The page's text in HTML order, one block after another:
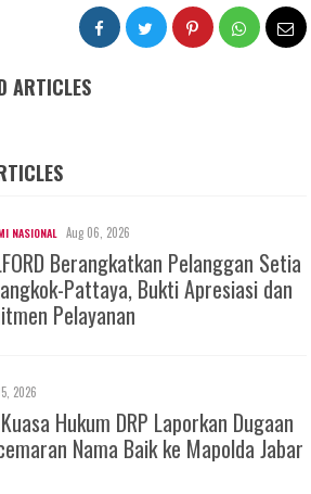
ARTICLES
NASIONAL Aug 06, 2026
Berangkatkan Pelanggan Setia
Pattaya, Bukti Apresiasi dan
Pelayanan
2026
Hukum DRP Laporkan Dugaan
Nama Baik ke Mapolda Jabar